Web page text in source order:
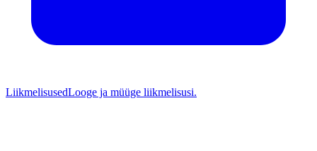
LiikmelisusedLooge ja müüge liikmelisusi.